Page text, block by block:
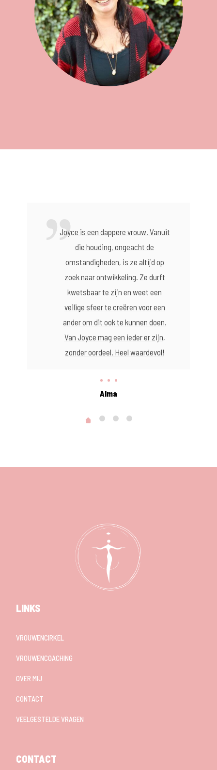
Joyce is een dappere vrouw. Vanuit
die houding, ongeacht de
omstandigheden, is ze altijd op
zoek naar ontwikkeling. Ze durft
kwetsbaar te zijn en weet een
veilige sfeer te creëren voor een
ander om dit ook te kunnen doen.
Van Joyce mag een ieder er zijn,
zonder oordeel. Heel waardevol!
Alma
LINKS
VROUWENCIRKEL
VROUWENCOACHING
OVER MIJ
CONTACT
VEELGESTELDE VRAGEN
CONTACT